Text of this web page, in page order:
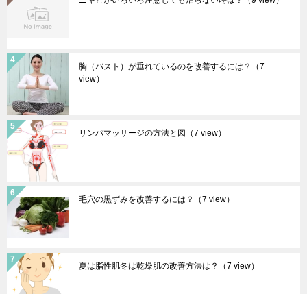
胸（バスト）が垂れているのを改善するには？
（7
view）
リンパマッサージの方法と図 （7 view）
毛穴の黒ずみを改善するには？ （7 view）
夏は脂性肌冬は乾燥肌の改善方法は？ （7 view）